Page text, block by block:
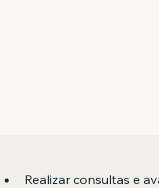
Realizar consultas e